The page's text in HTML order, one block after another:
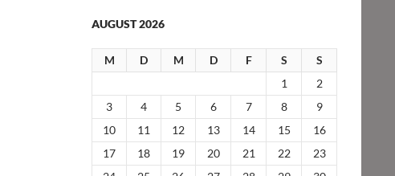
AUGUST 2026
M D M D F S
S
1
2
3
4 5 6 7 8
9
10
11 12 13 14 15
16
17
18 19 20 21 22
23